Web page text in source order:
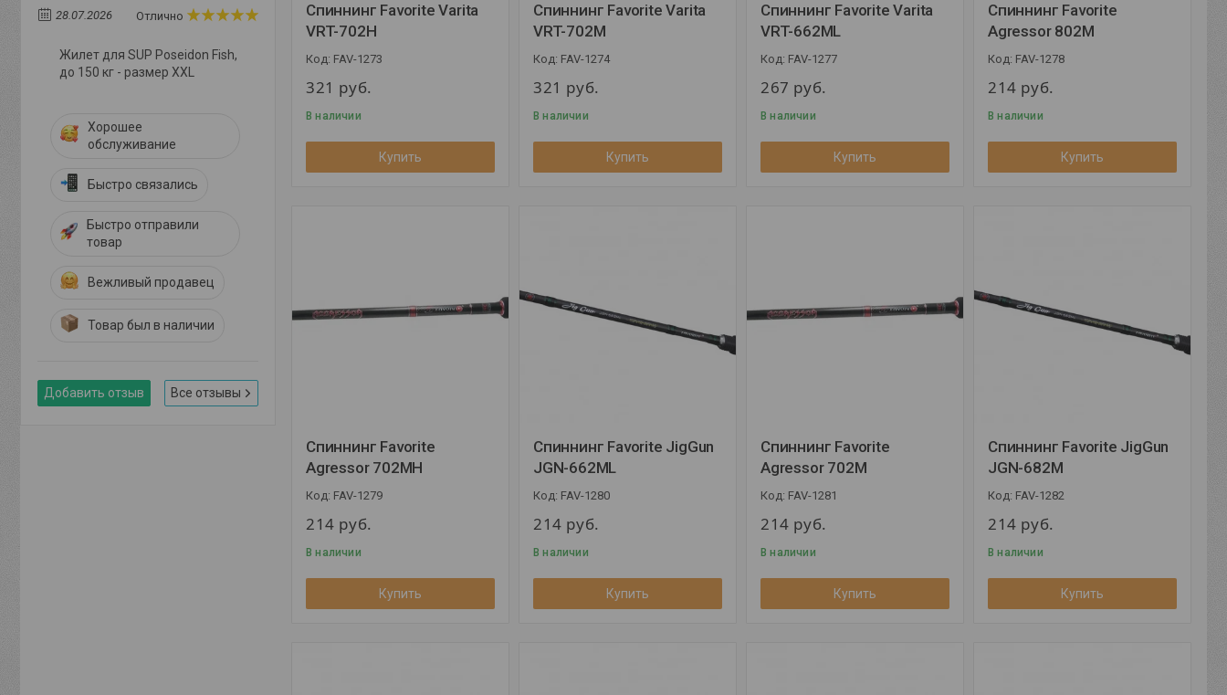
Спиннинг Favorite Varita
VRT-702H
FAV-1273
321 руб.
В наличии
Купить
Спиннинг Favorite Varita
VRT-702M
FAV-1274
321 руб.
В наличии
Купить
Спиннинг Favorite Varita
VRT-662ML
FAV-1277
267 руб.
В наличии
Купить
Спиннинг Favorite
Agressor 802M
FAV-1278
214 руб.
В наличии
Купить
Спиннинг Favorite
Agressor 702MH
FAV-1279
214 руб.
В наличии
Купить
Спиннинг Favorite JigGun
JGN-662ML
FAV-1280
214 руб.
В наличии
Купить
Спиннинг Favorite
Agressor 702M
FAV-1281
214 руб.
В наличии
Купить
Спиннинг Favorite JigGun
JGN-682M
FAV-1282
214 руб.
В наличии
Купить
28.07.2026 Отлично
Жилет для SUP Poseidon Fish,
до 150 кг - размер XXL
Хорошее
обслуживание
Быстро связались
Быстро отправили
товар
Вежливый продавец
Товар был в наличии
Добавить отзыв Все отзывы